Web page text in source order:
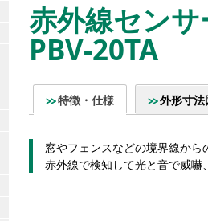
赤外線セン
PBV-20TA
特徴・仕様 外形寸法
窓やフェンスなどの境界線から
赤外線で検知して光と音で威嚇